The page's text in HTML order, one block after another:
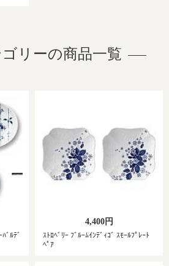
リーの商品一覧
ﾞﾙﾃﾞ
4,400円
ｽﾄﾛﾍﾞﾘｰ ﾌﾞﾙｰﾑｲﾝﾃﾞｨｺﾞ ｽﾓｰﾙﾌﾟﾚｰﾄ
ﾍﾟｱ